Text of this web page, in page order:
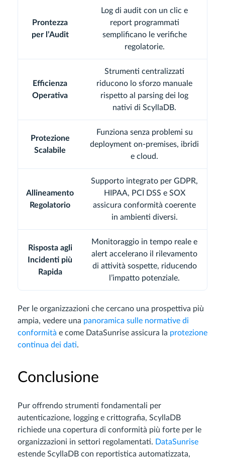
Prontezza
per l’Audit
Log di audit con un clic e
report programmati
semplificano le verifiche
regolatorie.
Efficienza
Operativa
Strumenti centralizzati
riducono lo sforzo manuale
rispetto al parsing dei log
nativi di ScyllaDB.
Protezione
Scalabile
Funziona senza problemi su
deployment on-premises, ibridi
e cloud.
Allineamento
Regolatorio
Supporto integrato per GDPR,
HIPAA, PCI DSS e SOX
assicura conformità coerente
in ambienti diversi.
Risposta agli
Incidenti più
Rapida
Monitoraggio in tempo reale e
alert accelerano il rilevamento
di attività sospette, riducendo
l’impatto potenziale.
Per le organizzazioni che cercano una prospettiva più
ampia, vedere una panoramica sulle normative di
conformità e come DataSunrise assicura la protezione
continua dei dati.
Conclusione
Pur offrendo strumenti fondamentali per
autenticazione, logging e crittografia, ScyllaDB
richiede una copertura di conformità più forte per le
organizzazioni in settori regolamentati. DataSunrise
estende ScyllaDB con reportistica automatizzata,